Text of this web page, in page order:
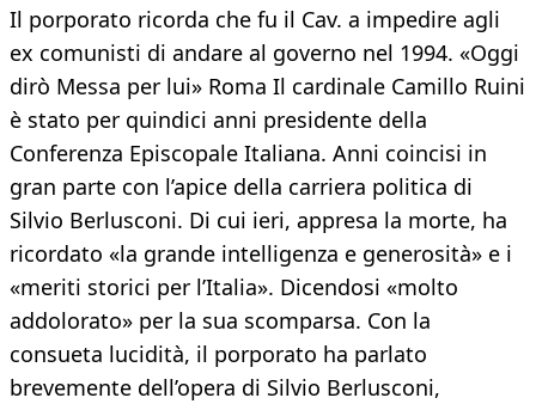
Il porporato ricorda che fu il Cav. a impedire agli
ex comunisti di andare al governo nel 1994. «Oggi
dirò Messa per lui» Roma Il cardinale Camillo Ruini
è stato per quindici anni presidente della
Conferenza Episcopale Italiana. Anni coincisi in
gran parte con l’apice della carriera politica di
Silvio Berlusconi. Di cui ieri, appresa la morte, ha
ricordato «la grande intelligenza e generosità» e i
«meriti storici per l’Italia». Dicendosi «molto
addolorato» per la sua scomparsa. Con la
consueta lucidità, il porporato ha parlato
brevemente dell’opera di Silvio Berlusconi,